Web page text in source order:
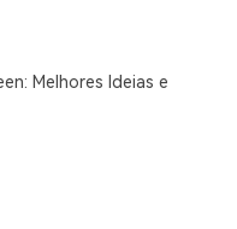
Melhores Ideias e